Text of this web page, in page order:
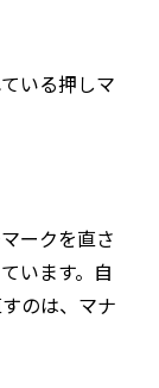
いる押しマ
ークを直さ
います。自
のは、マナ